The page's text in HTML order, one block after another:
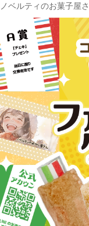
ノベルティのお菓子屋